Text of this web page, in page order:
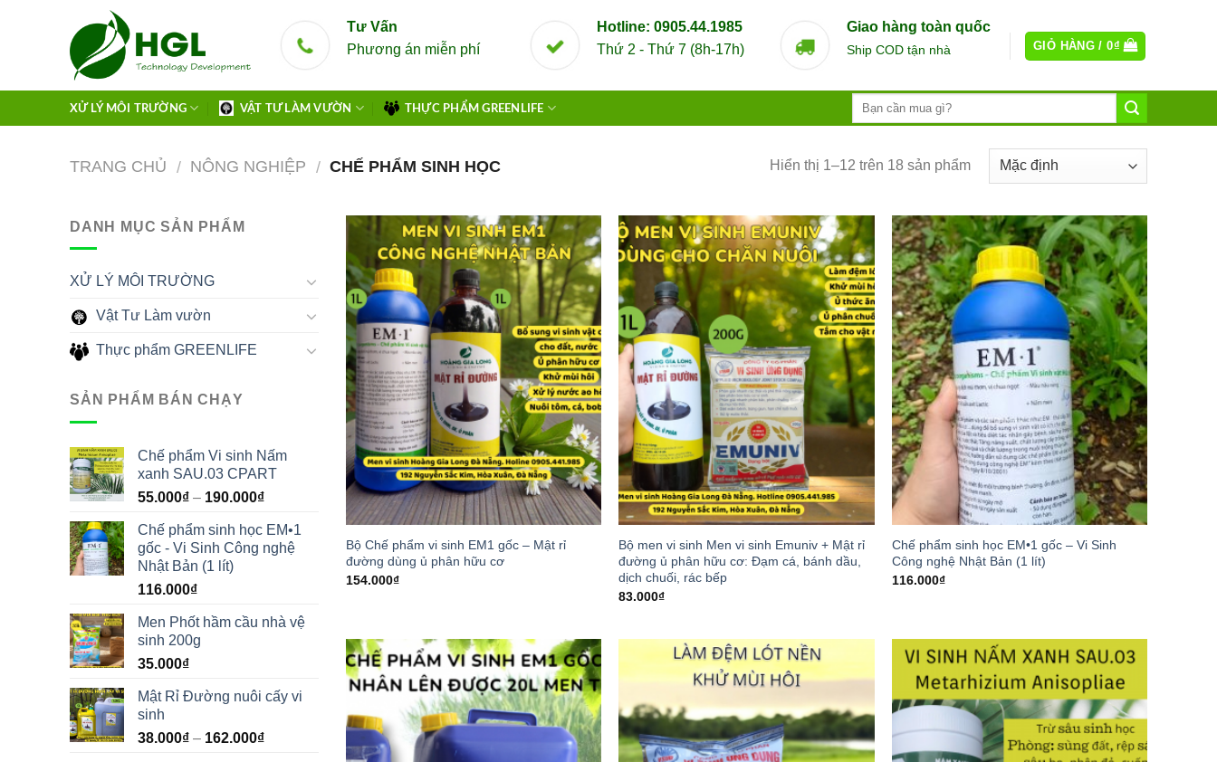
Tư Vấn
Phương án miễn phí
Hotline: 0905.44.1985
Thứ 2 - Thứ 7 (8h-17h)
Giao hàng toàn quốc
Ship COD tận nhà GIỎ HÀNG /0₫
XỬ LÝ MÔI TRƯỜNG VẬT TƯ LÀM VƯỜN THỰC PHẨM GREENLIFE
TRANG CHỦ / NÔNG NGHIỆP / CHẾ PHẨM SINH HỌC Hiển thị 1–12 trên 18 sản phẩm
DANH MỤC SẢN PHẨM
XỬ LÝ MÔI TRƯỜNG
Vật Tư Làm vườn
Thực phẩm GREENLIFE
SẢN PHẨM BÁN CHẠY
Chế phẩm Vi sinh Nấm
xanh SAU.03 CPART
55.000₫ – 190.000₫
Chế phẩm sinh học EM•1
gốc - Vi Sinh Công nghệ
Nhật Bản (1 lít)
116.000₫
Men Phốt hầm cầu nhà vệ
sinh 200g
35.000₫
Mật Rỉ Đường nuôi cấy vi
sinh
38.000₫ – 162.000₫
Bộ Chế phẩm vi sinh EM1 gốc – Mật rỉ
đường dùng ủ phân hữu cơ
154.000₫
Bộ men vi sinh Men vi sinh Emuniv + Mật rỉ
đường ủ phân hữu cơ: Đạm cá, bánh dầu,
dịch chuối, rác bếp
83.000₫
Chế phẩm sinh học EM•1 gốc – Vi Sinh
Công nghệ Nhật Bản (1 lít)
116.000₫